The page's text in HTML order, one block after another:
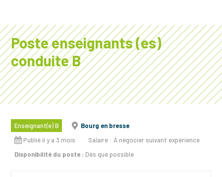
Poste enseignants (es)
conduite B
Enseignant(e) B
Bourg en bresse
Publié il y a 3 mois
Salaire : À négocier suivant expérience
Disponibilité du poste : Dès que possible